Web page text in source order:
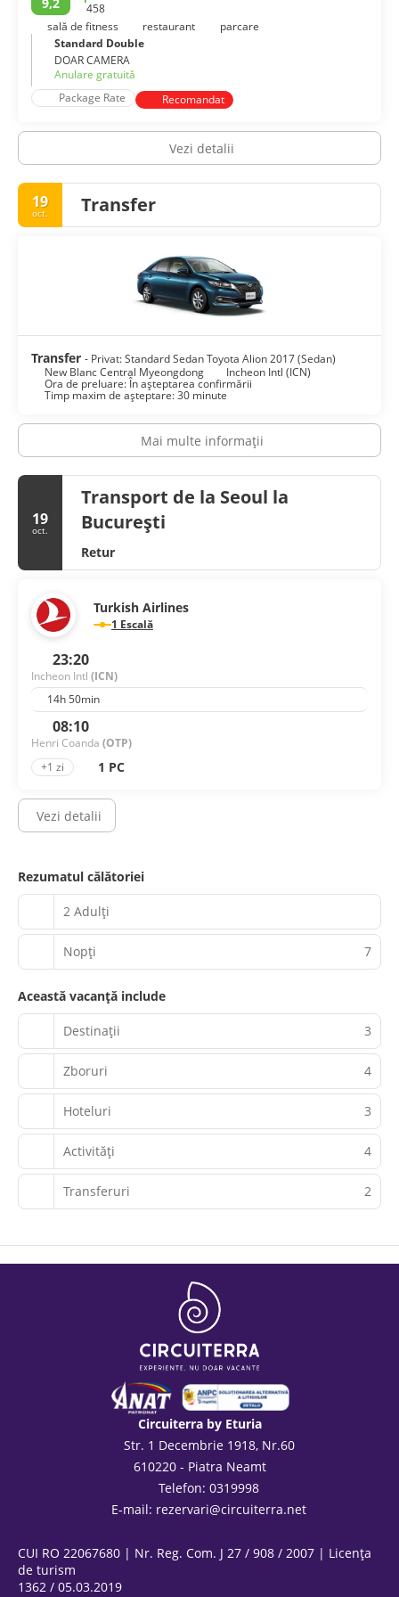
Emoționant și colorat, tradițional și modern, Seoul nu este
niciodată plictisitor.
458
sală de fitness
restaurant
parcare
Standard Double
DOAR CAMERA
Anulare gratuită
Package Rate
Recomandat
Vezi detalii
19
oct. Transfer
Transfer - Privat: Standard Sedan Toyota Alion 2017 (Sedan)
New Blanc Central Myeongdong
Incheon Intl (ICN)
Ora de preluare: În așteptarea confirmării
Timp maxim de așteptare: 30 minute
Mai multe informații
19
oct.
Transport de la Seoul la
București
Retur
Turkish Airlines
1 Escală
23:20
Incheon Intl (ICN)
14h 50min
08:10
Henri Coanda (OTP)
+1 zi
1 PC
Vezi detalii
Rezumatul călătoriei
2 Adulți
Nopţi 7
Această vacanță include
Destinații 3
Zboruri 4
Hoteluri 3
Activităţi 4
Transferuri 2
Circuiterra by Eturia
Str. 1 Decembrie 1918, Nr.60
610220 - Piatra Neamt
Telefon: 0319998
E-mail: rezervari@circuiterra.net
CUI RO 22067680 | Nr. Reg. Com. J 27 / 908 / 2007 | Licența
de turism
1362 / 05.03.2019